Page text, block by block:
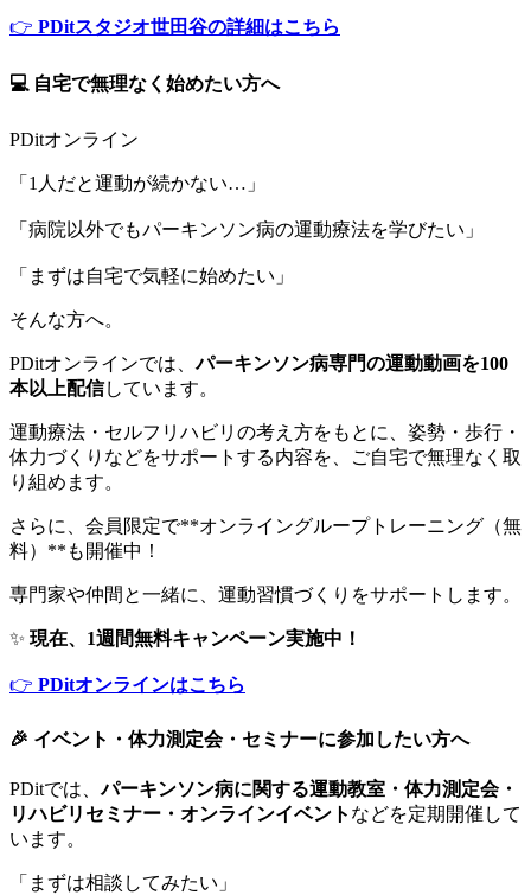
👉 PDitスタジオ世田谷の詳細はこちら
💻 自宅で無理なく始めたい方へ
PDitオンライン
「1人だと運動が続かない…」
「病院以外でもパーキンソン病の運動療法を学びたい」
「まずは自宅で気軽に始めたい」
そんな方へ。
PDitオンラインでは、パーキンソン病専門の運動動画を100
本以上配信しています。
運動療法・セルフリハビリの考え方をもとに、姿勢・歩行・
体力づくりなどをサポートする内容を、ご自宅で無理なく取
り組めます。
さらに、会員限定で**オンライングループトレーニング（無
料）**も開催中！
専門家や仲間と一緒に、運動習慣づくりをサポートします。
✨ 現在、1週間無料キャンペーン実施中！
👉 PDitオンラインはこちら
🎉 イベント・体力測定会・セミナーに参加したい方へ
PDitでは、パーキンソン病に関する運動教室・体力測定会・
リハビリセミナー・オンラインイベント などを定期開催して
います。
「まずは相談してみたい」